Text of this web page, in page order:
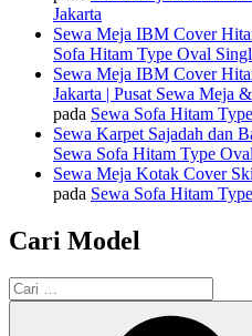
Jakarta
Sewa Meja IBM Cover
Sofa Hitam Type Oval
Sewa Meja IBM Cover
Jakarta | Pusat Sewa Meja
pada Sewa Sofa Hitam
Sewa Karpet Sajadah dan
Sewa Sofa Hitam Type
Sewa Meja Kotak Cover
pada Sewa Sofa Hitam
Cari Model
Pencarian
untuk: